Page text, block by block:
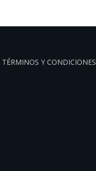
TÉRMINOS Y CONDICIONES